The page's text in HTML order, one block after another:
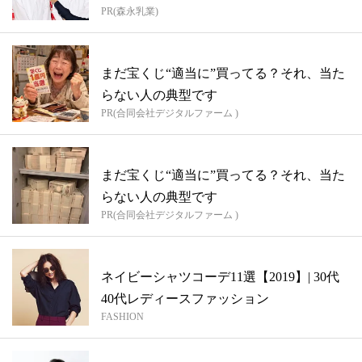
PR(森永乳業)
まだ宝くじ“適当に”買ってる？それ、当た
らない人の典型です
PR(合同会社デジタルファーム )
まだ宝くじ“適当に”買ってる？それ、当た
らない人の典型です
PR(合同会社デジタルファーム )
ネイビーシャツコーデ11選【2019】| 30代
40代レディースファッション
FASHION